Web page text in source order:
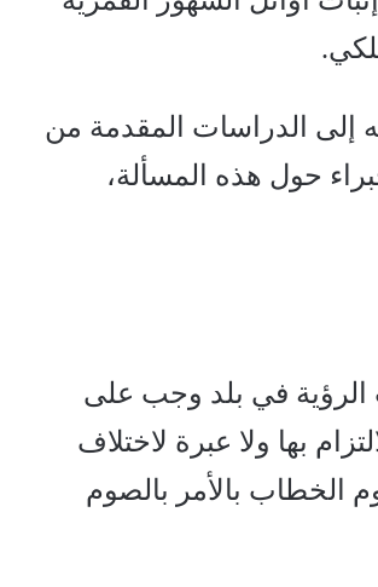
إلى الدراسات المقدمة من
حول هذه المسألة،
الرؤية في بلد وجب على
بها ولا عبرة لاختلاف
الخطاب بالأمر بالصوم